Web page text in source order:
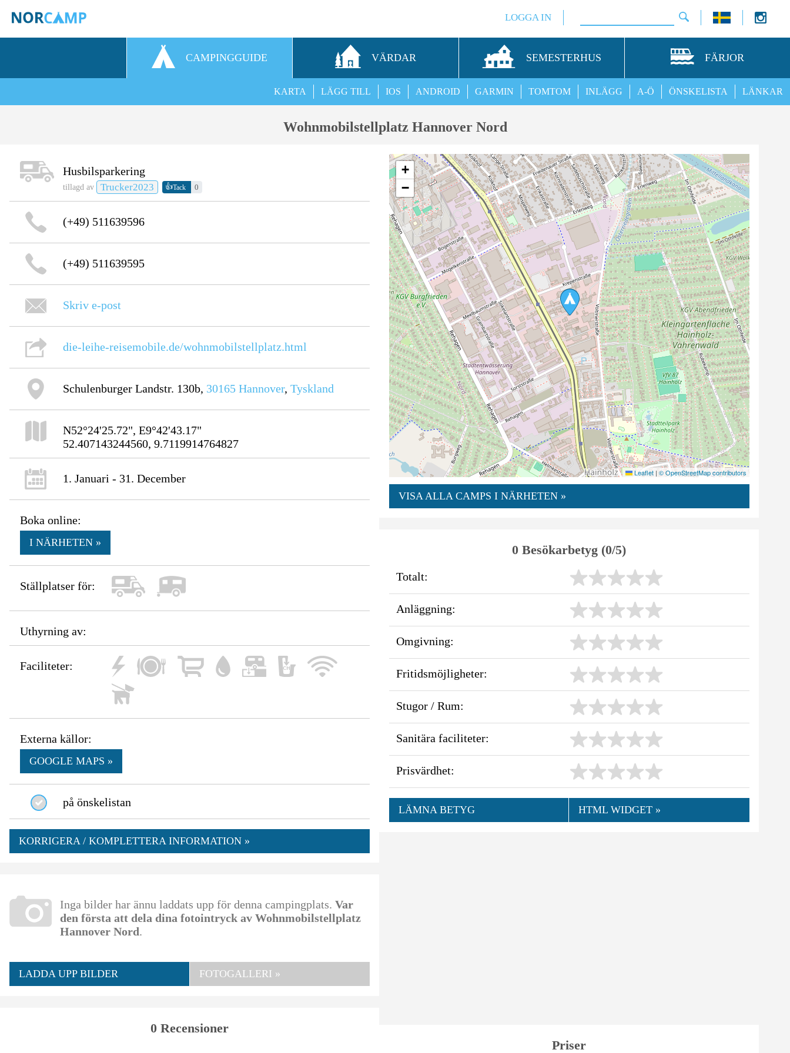
LOGGA IN
CAMPINGGUIDE VÄRDAR SEMESTERHUS FÄRJOR
LÄNKAR
ÖNSKELISTA
A-Ö
INLÄGG
TOMTOM
GARMIN
ANDROID
IOS
LÄGG TILL
KARTA
Wohnmobilstellplatz Hannover Nord
Husbilsparkering
tillagd av Trucker2023 👍Tack 0
(+49) 511639596
(+49) 511639595
Skriv e-post
die-leihe-reisemobile.de/wohnmobilstellplatz.html
Schulenburger Landstr. 130b, 30165 Hannover,Tyskland
N52°24'25.72", E9°42'43.17"
52.407143244560, 9.7119914764827
1. Januari - 31. December
Boka online:
I NÄRHETEN »
Ställplatser för:
Uthyrning av:
Faciliteter:
Externa källor:
GOOGLE MAPS »
på önskelistan
KORRIGERA / KOMPLETTERA INFORMATION »
Inga bilder har ännu laddats upp för denna campingplats.Var
den första att dela dina fotointryck av Wohnmobilstellplatz
Hannover Nord.
LADDA UPP BILDER FOTOGALLERI »
0 Recensioner
+
−
Leaflet | © OpenStreetMap contributors
VISA ALLA CAMPS I NÄRHETEN »
0 Besökarbetyg (0/5)
Totalt:
Anläggning:
Omgivning:
Fritidsmöjligheter:
Stugor / Rum:
Sanitära faciliteter:
Prisvärdhet:
LÄMNA BETYG HTML WIDGET »
Priser